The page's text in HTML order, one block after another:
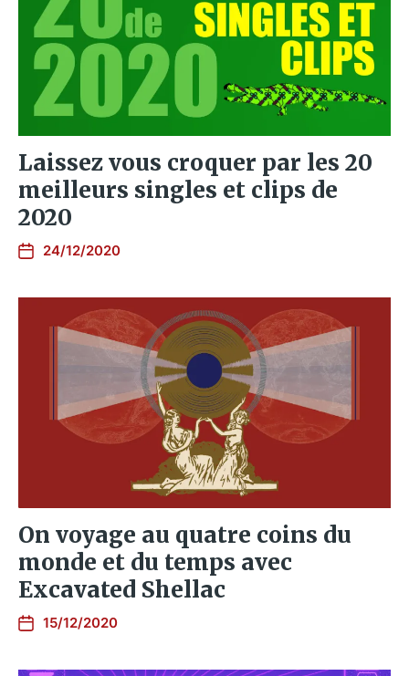
Laissez vous croquer par les 20
meilleurs singles et clips de
2020
24/12/2020
On voyage au quatre coins du
monde et du temps avec
Excavated Shellac
15/12/2020